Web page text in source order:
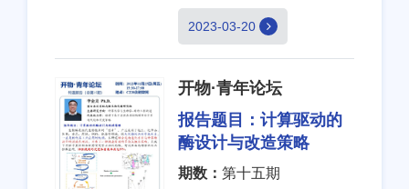
2023-03-20
开物·青年论坛
报告题目： 计算驱动的
酶设计与改造策略
期数： 第十五期